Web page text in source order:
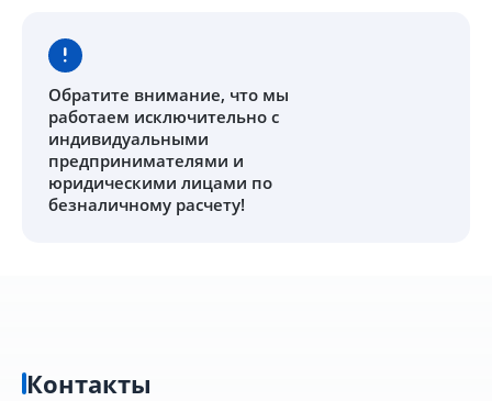
Обратите внимание, что мы
работаем исключительно с
индивидуальными
предпринимателями и
юридическими лицами по
безналичному расчету!
Контакты